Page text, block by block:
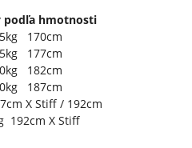
podľa hmotnosti
170cm
177cm
182cm
187cm
X Stiff / 192cm
192cm X Stiff